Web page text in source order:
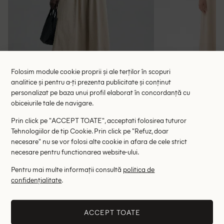
100.90 lei
RRP: 202.00 lei
Folosim module cookie proprii și ale terților în scopuri
analitice și pentru a-ți prezenta publicitate și conținut
personalizat pe baza unui profil elaborat în concordanță cu
obiceiurile tale de navigare.
Prin click pe "ACCEPT TOATE", acceptati folosirea tuturor
Tehnologiilor de tip Cookie. Prin click pe "Refuz, doar
necesare" nu se vor folosi alte cookie in afara de cele strict
necesare pentru functionarea website-ului.
Pentru mai multe informații consultă politica de
confidențialitate.
ACCEPT TOATE